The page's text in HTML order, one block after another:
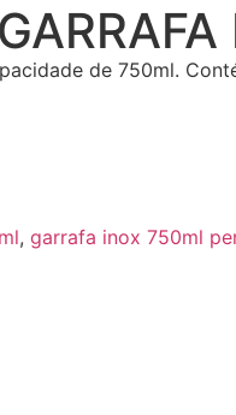
de 750ml.
, garrafa inox 750ml